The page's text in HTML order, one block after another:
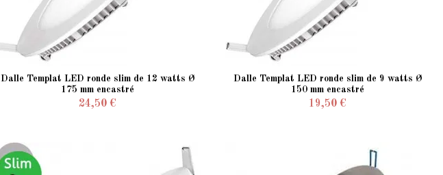
Dalle Templat LED ronde slim de 12 watts Ø
175 mm encastré
24,50 €
Dalle Templat LED ronde slim de 9 watts Ø
150 mm encastré
19,50 €